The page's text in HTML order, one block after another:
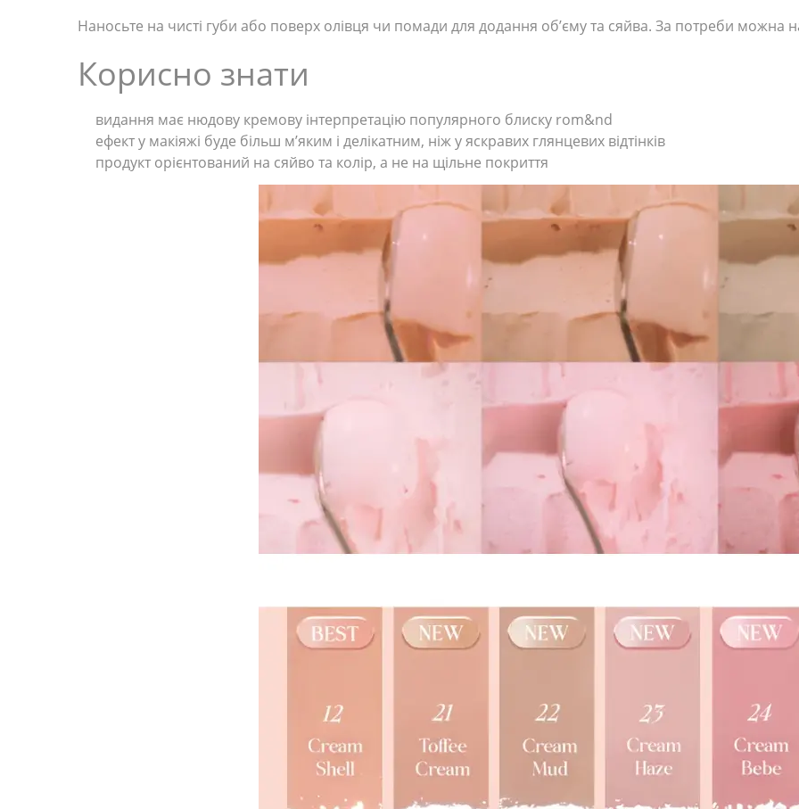
Наносьте на чисті губи або поверх олівця чи помади для додання об’єму та сяйва. За потреби можна
Корисно знати
видання має нюдову кремову інтерпретацію популярного блиску rom&nd
ефект у макіяжі буде більш м’яким і делікатним, ніж у яскравих глянцевих відтінків
продукт орієнтований на сяйво та колір, а не на щільне покриття